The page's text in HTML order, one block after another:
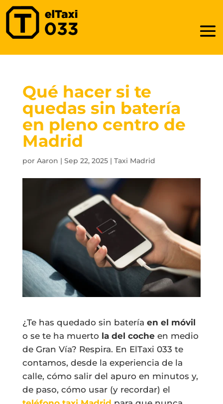
Qué hacer si te
quedas sin batería
en pleno centro de
Madrid
por Aaron | Sep 22, 2025| Taxi Madrid
¿Te has quedado sin batería en el móvil
o se te ha muerto la del cocheen medio
de Gran Vía? Respira. En ElTaxi 033 te
contamos, desde la experiencia de la
calle, cómo salir del apuro en minutos y,
de paso, cómo usar (y recordar) el